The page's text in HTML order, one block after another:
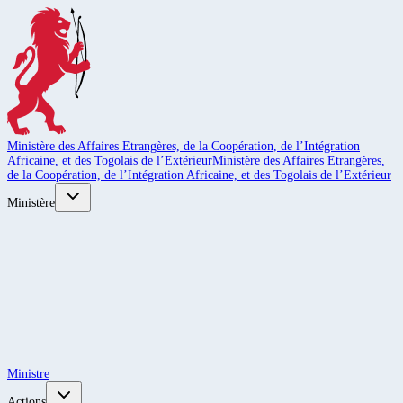
Ministère des Affaires Etrangères, de la Coopération, de l’Intégration
Africaine, et des Togolais de l’ExtérieurMinistère des Affaires Etrangères,
de la Coopération, de l’Intégration Africaine, et des Togolais de l’Extérieur
Ministère
Ministre